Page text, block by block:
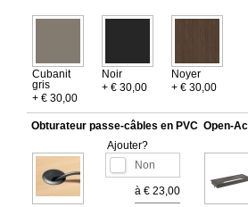
Cubanit
gris
+ € 30,00
Noir
+ € 30,00
Noyer
+ € 30,00
Obturateur passe-câbles en PVC
Ajouter?
à € 23,00
Open-